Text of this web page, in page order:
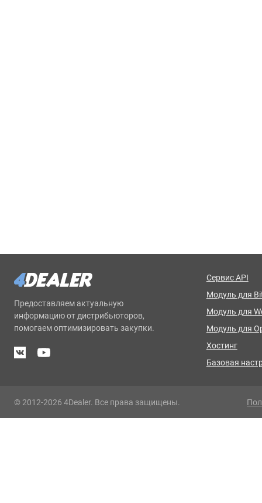
Предоставляем актуальную
информацию от дистрибьюторов,
помогаем оптимизировать закупки.
Сервис API
Модуль для
Модуль для
Модуль для
Хостинг
Базовая
© 2012-2026 4Dealer. Все права защищены.